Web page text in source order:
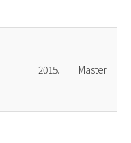
2015. Master